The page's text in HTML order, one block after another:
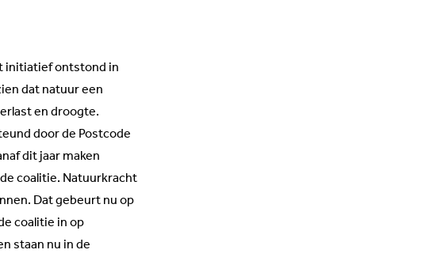
initiatief ontstond in
dat natuur een
en droogte.
door de Postcode
dit jaar maken
coalitie. Natuurkracht
Dat gebeurt nu op
coalitie in op
staan nu in de